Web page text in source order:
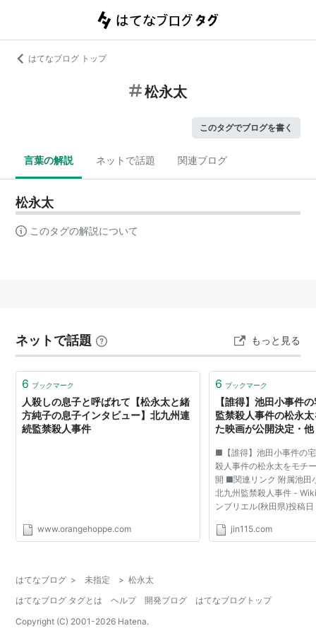
はてなブログ トップ
松永太
このタグでブログを書く
言葉の解説 ネットで話題 関連ブログ
松永太
このタグの解説について
ネットで話題 もっと見る
6 ブックマーク
人殺しの息子と呼ばれて【松永太と緒
方純子の息子インタビュー】北九州連
続監禁殺人事件
www.orangehoppe.com
6 ブックマーク
【誰得】池田小事件
監禁殺人事件の松永
た映画が公開決定・
■【誰得】池田小事件の
殺人事件の松永太をモチ
開 ■関連リンク 附属池
北九州監禁殺人事件 -
ンブリエル(秋田県)投稿
映画ニュース] 実際の事
jin115.com
はてなブログ > 未指定 > 松永太
はてなブログ タグとは
ヘルプ 開発ブログ
はてなブログトップ
Copyright (C) 2001-2026 Hatena.